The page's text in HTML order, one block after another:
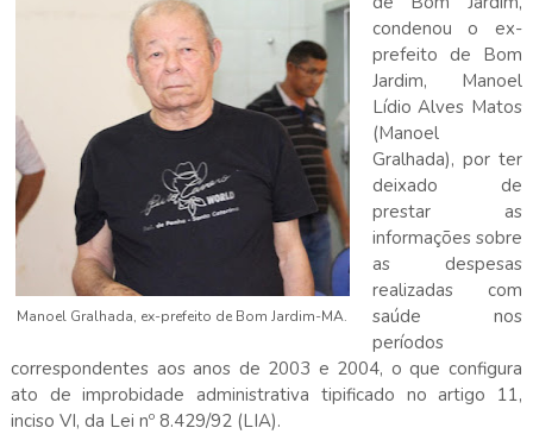
Manoel Gralhada, ex-prefeito de Bom Jardim-MA.
condenou o ex-
prefeito de Bom
Jardim, Manoel
Lídio Alves Matos
(Manoel
Gralhada), por ter
deixado de
prestar as
informações sobre
as despesas
realizadas com
saúde nos
períodos
correspondentes aos anos de 2003 e 2004, o que configura
ato de improbidade administrativa tipificado no artigo 11,
inciso VI, da Lei nº 8.429/92 (LIA).